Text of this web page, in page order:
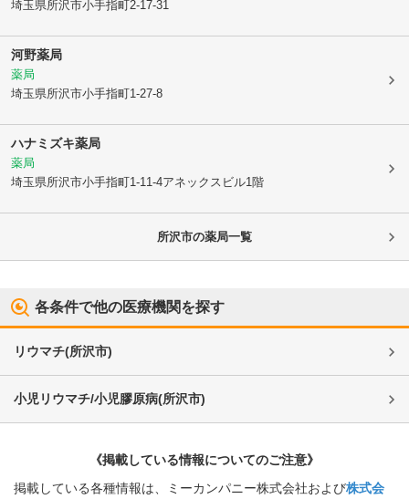
埼玉県所沢市小手指町2-17-31
河野薬局
薬局
埼玉県所沢市小手指町1-27-8
ハナミズキ薬局
薬局
埼玉県所沢市小手指町1-11-4アネックスビル1階
所沢市の薬局一覧
各条件で他の医療機関を探す
リウマチ(所沢市)
小児リウマチ/小児膠原病(所沢市)
《掲載している情報についてのご注意》
掲載している各種情報は、ミーカンパニー株式会社および株式会